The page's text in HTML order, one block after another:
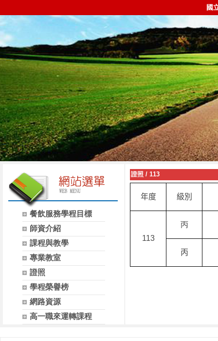
國
餐飲服務學程目標
師資介紹
課程與教學
專業教室
證照
學程榮譽榜
網路資源
高一職來運轉課程
證照 / 113
年度 級別
113
丙
丙